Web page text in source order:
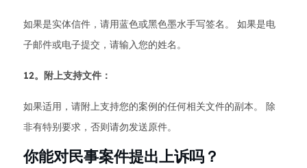
如果是实体信件，请用蓝色或黑色墨水手写签名。 如果是电
子邮件或电子提交，请输入您的姓名。
12。附上支持文件：
如果适用，请附上支持您的案例的任何相关文件的副本。 除
非有特别要求，否则请勿发送原件。
你能对民事案件提出上诉吗？